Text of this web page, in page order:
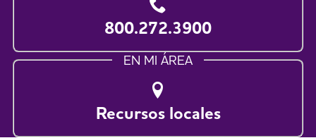
800.272.3900
EN MI ÁREA
Recursos locales